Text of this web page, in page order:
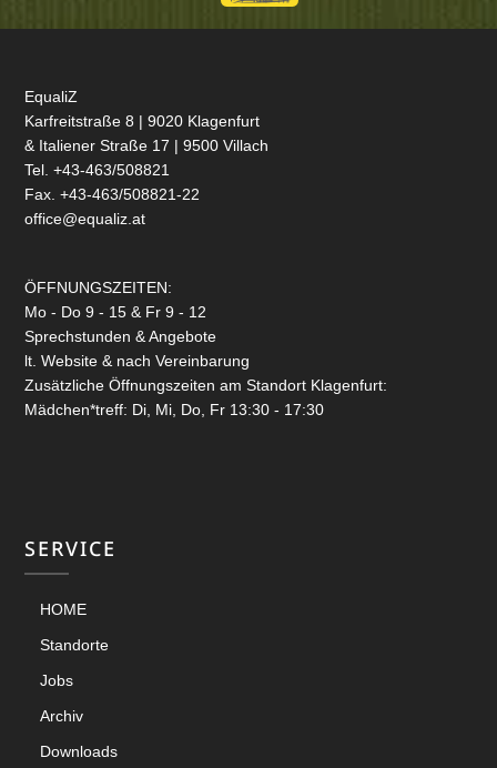
EqualiZ
Karfreitstraße 8 | 9020 Klagenfurt
& Italiener Straße 17 | 9500 Villach
Tel. +43-463/508821
Fax. +43-463/508821-22
office@equaliz.at
ÖFFNUNGSZEITEN:
Mo - Do 9 - 15 & Fr 9 - 12
Sprechstunden & Angebote
lt. Website & nach Vereinbarung
Zusätzliche Öffnungszeiten am Standort Klagenfurt:
Mädchen*treff: Di, Mi, Do, Fr 13:30 - 17:30
SERVICE
HOME
Standorte
Jobs
Archiv
Downloads